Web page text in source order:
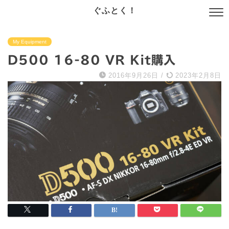
ぐふとく！
My Equipment
D500 16-80 VR Kit購入
2016年9月26日 / 2023年2月8日